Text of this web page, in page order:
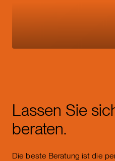
Lassen Sie
beraten.
Die beste Beratung ist die